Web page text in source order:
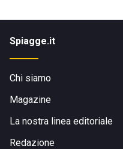
Spiagge.it
Chi siamo
Magazine
La nostra linea editoriale
Redazione